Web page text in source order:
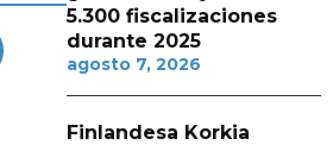
5.300 fiscalizaciones
durante 2025
agosto 7, 2026
Finlandesa Korkia